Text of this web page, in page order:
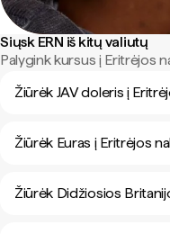
Siųsk ERN iš kitų valiutų
Palygink kursus į Eritrėjos
Žiūrėk JAV doleris į
Žiūrėk Euras į Eritrėjos
Žiūrėk Didžiosios